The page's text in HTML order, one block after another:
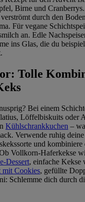
Birne und
verströmt durch den
Für vegane
an. Edle
ins Glas, die du
Tolle
Bei einem
Löffelbiskuits oder
Kühlschrankkuchen –
Verwende ruhig
und kombiniere
Vollkorn-Haferkekse
Dessert, einfache Kekse
mit Cookies, gefüllte
Schlemme dich durch